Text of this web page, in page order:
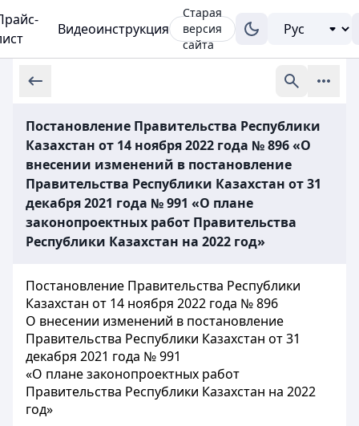
Видеоинструкция
Старая
версия
сайта
Постановление Правительства Республики
Казахстан от 14 ноября 2022 года № 896 «О
внесении изменений в постановление
Правительства Республики Казахстан от 31
декабря 2021 года № 991 «О плане
законопроектных работ Правительства
Республики Казахстан на 2022 год»
Постановление Правительства Республики
Казахстан от 14 ноября 2022 года № 896
О внесении изменений в постановление
Правительства Республики Казахстан от 31
декабря 2021 года № 991
«О плане законопроектных работ
Правительства Республики Казахстан на 2022
год»